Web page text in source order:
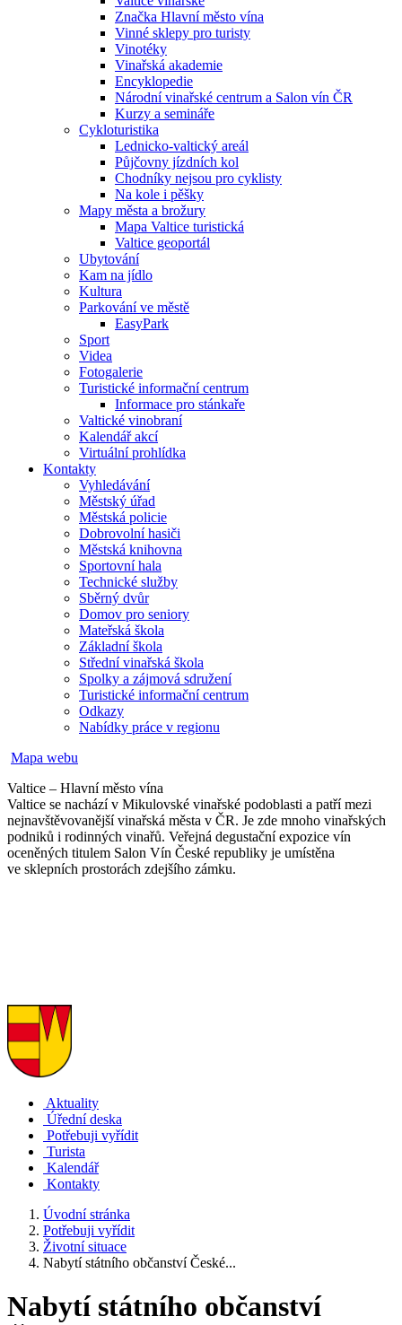
Značka Hlavní město vína
Vinné sklepy pro turisty
Vinotéky
Vinařská akademie
Encyklopedie
Národní vinařské centrum a Salon vín ČR
Kurzy a semináře
Cykloturistika
Lednicko-valtický areál
Půjčovny jízdních kol
Chodníky nejsou pro cyklisty
Na kole i pěšky
Mapy města a brožury
Mapa Valtice turistická
Valtice geoportál
Ubytování
Kam na jídlo
Kultura
Parkování ve městě
EasyPark
Sport
Videa
Fotogalerie
Turistické informační centrum
Informace pro stánkaře
Valtické vinobraní
Kalendář akcí
Virtuální prohlídka
Kontakty
Vyhledávání
Městský úřad
Městská policie
Dobrovolní hasiči
Městská knihovna
Sportovní hala
Technické služby
Sběrný dvůr
Domov pro seniory
Mateřská škola
Základní škola
Střední vinařská škola
Spolky a zájmová sdružení
Turistické informační centrum
Odkazy
Nabídky práce v regionu
Mapa webu
Valtice – Hlavní město vína
Valtice se nachází v Mikulovské vinařské podoblasti a patří mezi
nejnavštěvovanější vinařská města v ČR. Je zde mnoho vinařských
podniků i rodinných vinařů. Veřejná degustační expozice vín
oceněných titulem Salon Vín České republiky je umístěna
ve sklepních prostorách zdejšího zámku.
Aktuality
Úřední deska
Potřebuji vyřídit
Turista
Kalendář
Kontakty
Úvodní stránka
Potřebuji vyřídit
Životní situace
Nabytí státního občanství České...
Nabytí státního občanství